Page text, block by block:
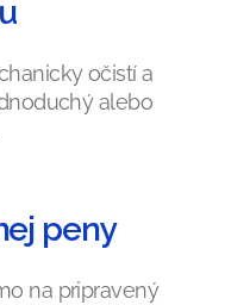
očistí a
alebo
peny
na pripravený